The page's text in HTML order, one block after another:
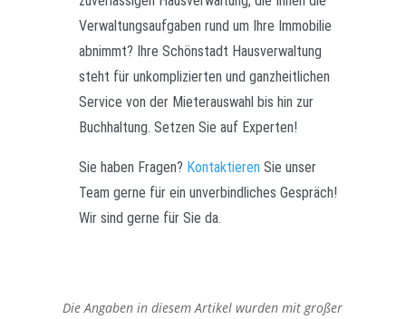
Verwaltungsaufgaben rund um Ihre Immobilie
abnimmt? Ihre Schönstadt Hausverwaltung
steht für unkomplizierten und ganzheitlichen
Service von der Mieterauswahl bis hin zur
Buchhaltung. Setzen Sie auf Experten!
Sie haben Fragen? Kontaktieren Sie unser
Team gerne für ein unverbindliches Gespräch!
Wir sind gerne für Sie da.
Die Angaben in diesem Artikel wurden mit großer